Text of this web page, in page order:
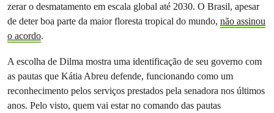
zerar o desmatamento em escala global até 2030. O Brasil, apesar
de deter boa parte da maior floresta tropical do mundo, não assinou
o acordo.
A escolha de Dilma mostra uma identificação de seu governo com
as pautas que Kátia Abreu defende, funcionando como um
reconhecimento pelos serviços prestados pela senadora nos últimos
anos. Pelo visto, quem vai estar no comando das pautas